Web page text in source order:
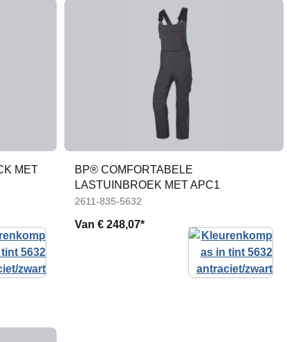
MET
BP® COMFORTABELE
LASTUINBROEK MET APC1
2611-835-5632
Van€ 248,07*